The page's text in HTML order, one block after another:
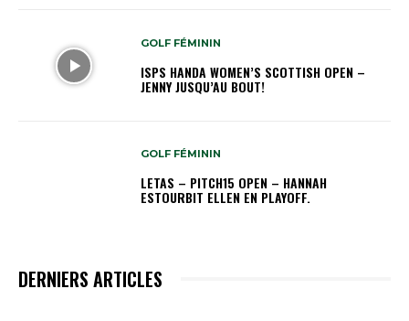
GOLF FÉMININ
ISPS HANDA WOMEN’S SCOTTISH OPEN –
JENNY JUSQU’AU BOUT!
GOLF FÉMININ
LETAS – PITCH15 OPEN – HANNAH
ESTOURBIT ELLEN EN PLAYOFF.
DERNIERS ARTICLES